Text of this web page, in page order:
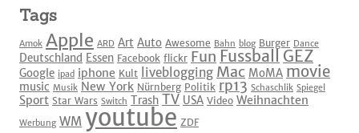
Tags
Amok Apple ARD Art Auto Awesome Bahn blog Burger Dance
Deutschland Essen Facebook flickr Fun Fussball GEZ
Google ipad iphone Kult liveblogging Mac MoMA movie
music Musik New York Nürnberg Politik rp13 Schaschlik Spiegel
Sport Star Wars Switch Trash TV USA Video Weihnachten
Werbung WM youtube ZDF